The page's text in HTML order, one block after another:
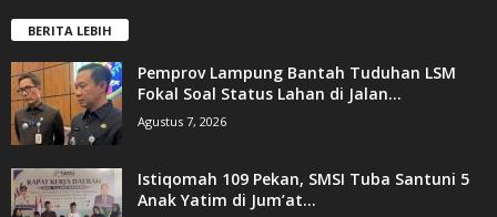
BERITA LEBIH
Pemprov Lampung Bantah Tuduhan LSM
Fokal Soal Status Lahan di Jalan...
Agustus 7, 2026
Istiqomah 109 Pekan, SMSI Tuba Santuni 5
Anak Yatim di Jum’at...